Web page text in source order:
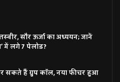
सौर ऊर्जा का अध्ययन; जानें
में लगे 7 पेलोड?
सकते हैं ग्रुप कॉल, नया फीचर हुआ